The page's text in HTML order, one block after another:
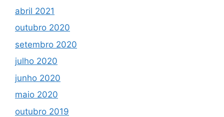
abril 2021
outubro 2020
setembro 2020
julho 2020
junho 2020
maio 2020
outubro 2019